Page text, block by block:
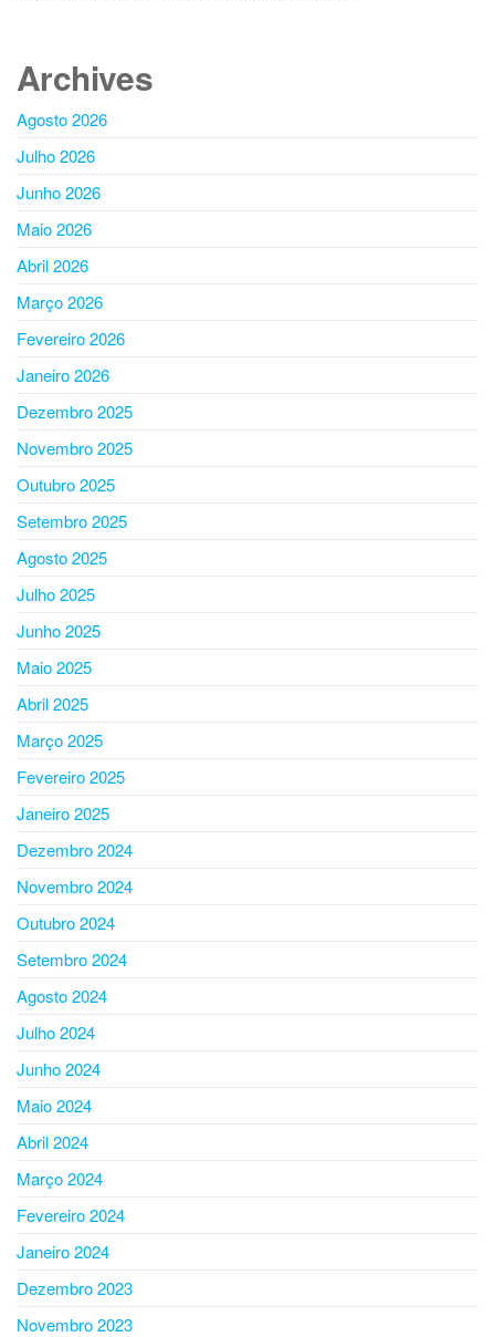
Archives
Agosto 2026
Julho 2026
Junho 2026
Maio 2026
Abril 2026
Março 2026
Fevereiro 2026
Janeiro 2026
Dezembro 2025
Novembro 2025
Outubro 2025
Setembro 2025
Agosto 2025
Julho 2025
Junho 2025
Maio 2025
Abril 2025
Março 2025
Fevereiro 2025
Janeiro 2025
Dezembro 2024
Novembro 2024
Outubro 2024
Setembro 2024
Agosto 2024
Julho 2024
Junho 2024
Maio 2024
Abril 2024
Março 2024
Fevereiro 2024
Janeiro 2024
Dezembro 2023
Novembro 2023